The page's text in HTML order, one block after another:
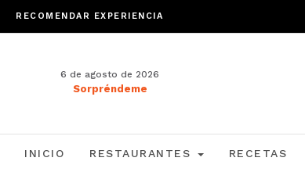
RECOMENDAR EXPERIENCIA
6 de agosto de 2026
Sorpréndeme
INICIO RESTAURANTES RECETAS